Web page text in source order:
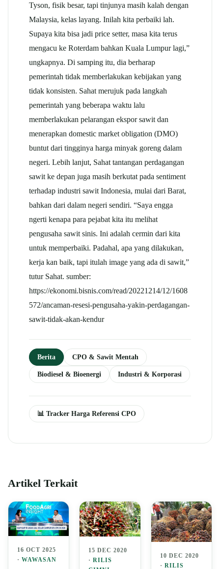
Tyson, fisik besar, tapi tinjunya masih kalah dengan
Malaysia, kelas layang. Inilah kita perbaiki lah.
Supaya kita bisa jadi price setter, masa kita terus
mengacu ke Roterdam bahkan Kuala Lumpur lagi,”
ungkapnya. Di samping itu, dia berharap
pemerintah tidak memberlakukan kebijakan yang
tidak konsisten. Sahat merujuk pada langkah
pemerintah yang beberapa waktu lalu
memberlakukan pelarangan ekspor sawit dan
menerapkan domestic market obligation (DMO)
buntut dari tingginya harga minyak goreng dalam
negeri. Lebih lanjut, Sahat tantangan perdagangan
sawit ke depan juga masih berkutat pada sentiment
terhadap industri sawit Indonesia, mulai dari Barat,
bahkan dari dalam negeri sendiri. “Saya engga
ngerti kenapa para pejabat kita itu melihat
pengusaha sawit sinis. Ini adalah cermin dari kita
untuk memperbaiki. Padahal, apa yang dilakukan,
kerja kan baik, tapi itulah image yang ada di sawit,”
tutur Sahat. sumber:
https://ekonomi.bisnis.com/read/20221214/12/1608
572/ancaman-resesi-pengusaha-yakin-perdagangan-
sawit-tidak-akan-kendur
Berita CPO & Sawit Mentah
Biodiesel & Bioenergi Industri & Korporasi
📊 Tracker Harga Referensi CPO
Artikel Terkait
16 OCT 2025
· WAWASAN
15 DEC 2020
·RILIS
10 DEC 2020
· RILIS